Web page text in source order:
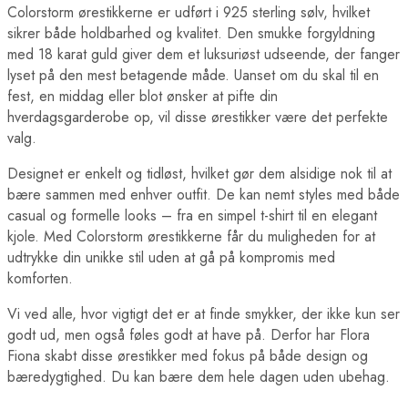
Colorstorm ørestikkerne er udført i 925 sterling sølv, hvilket
sikrer både holdbarhed og kvalitet. Den smukke forgyldning
med 18 karat guld giver dem et luksuriøst udseende, der fanger
lyset på den mest betagende måde. Uanset om du skal til en
fest, en middag eller blot ønsker at pifte din
hverdagsgarderobe op, vil disse ørestikker være det perfekte
valg.
Designet er enkelt og tidløst, hvilket gør dem alsidige nok til at
bære sammen med enhver outfit. De kan nemt styles med både
casual og formelle looks – fra en simpel t-shirt til en elegant
kjole. Med Colorstorm ørestikkerne får du muligheden for at
udtrykke din unikke stil uden at gå på kompromis med
komforten.
Vi ved alle, hvor vigtigt det er at finde smykker, der ikke kun ser
godt ud, men også føles godt at have på. Derfor har Flora
Fiona skabt disse ørestikker med fokus på både design og
bæredygtighed. Du kan bære dem hele dagen uden ubehag.